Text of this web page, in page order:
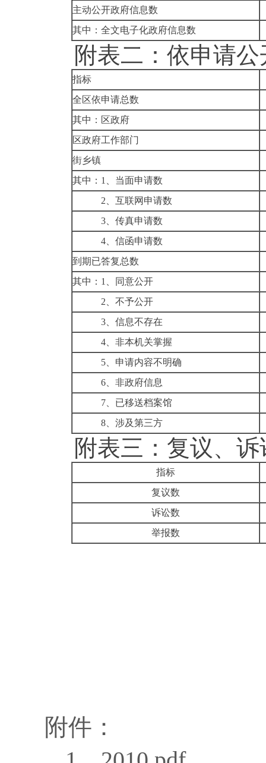
主动公开政府信息数
其中：全文电子化政府信息数
附表二：依申请公
指标
全区依申请总数
其中：区政府
区政府工作部门
街乡镇
其中：1、当面申请数
2、互联网申请数
3、传真申请数
4、信函申请数
到期已答复总数
其中：1、同意公开
2、不予公开
3、信息不存在
4、非本机关掌握
5、申请内容不明确
6、非政府信息
7、已移送档案馆
8、涉及第三方
附表三：复议、诉
指标
复议数
诉讼数
举报数
附件：